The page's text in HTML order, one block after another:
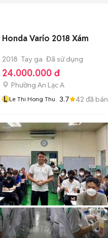
Honda Vario 2018 Xám
2018 Tay ga Đã sử dụng
24.000.000 đ
Phường An Lạc A
L Le Thi Hong Thu 3.7 42 đã bán